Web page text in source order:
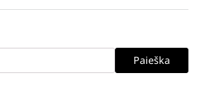
Paieška